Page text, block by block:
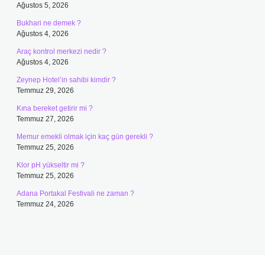
Ağustos 5, 2026
Bukhari ne demek ?
Ağustos 4, 2026
Araç kontrol merkezi nedir ?
Ağustos 4, 2026
Zeynep Hotel’in sahibi kimdir ?
Temmuz 29, 2026
Kına bereket getirir mi ?
Temmuz 27, 2026
Memur emekli olmak için kaç gün gerekli ?
Temmuz 25, 2026
Klor pH yükseltir mi ?
Temmuz 25, 2026
Adana Portakal Festivali ne zaman ?
Temmuz 24, 2026